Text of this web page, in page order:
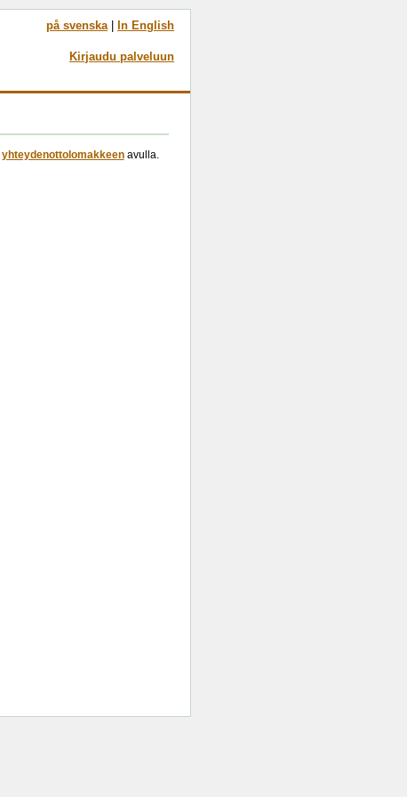
på svenska| In English
Kirjaudu palveluun
yhteydenottolomakkeen avulla.